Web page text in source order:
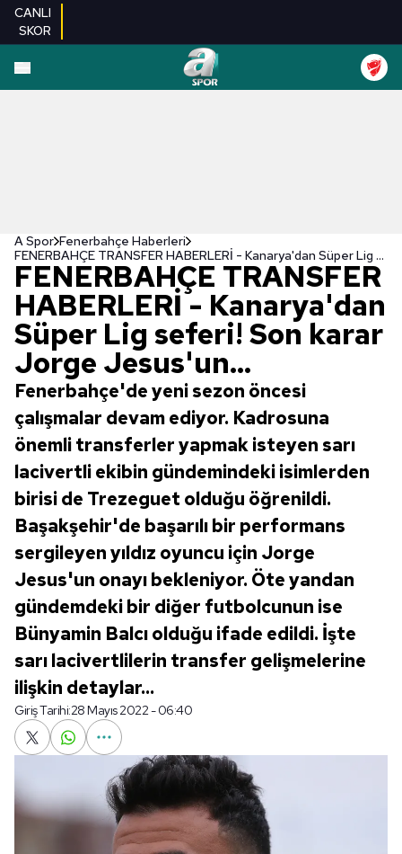
CANLI
SKOR
A Spor Fenerbahçe Haberleri
FENERBAHÇE TRANSFER HABERLERİ - Kanarya'dan Süper Lig seferi! Son karar Jorge Jesus'un...
FENERBAHÇE TRANSFER
HABERLERİ - Kanarya'dan
Süper Lig seferi! Son karar
Jorge Jesus'un...
Fenerbahçe'de yeni sezon öncesi
çalışmalar devam ediyor. Kadrosuna
önemli transferler yapmak isteyen sarı
lacivertli ekibin gündemindeki isimlerden
birisi de Trezeguet olduğu öğrenildi.
Başakşehir'de başarılı bir performans
sergileyen yıldız oyuncu için Jorge
Jesus'un onayı bekleniyor. Öte yandan
gündemdeki bir diğer futbolcunun ise
Bünyamin Balcı olduğu ifade edildi. İşte
sarı lacivertlilerin transfer gelişmelerine
ilişkin detaylar...
Giriş Tarihi:28 Mayıs 2022 - 06:40